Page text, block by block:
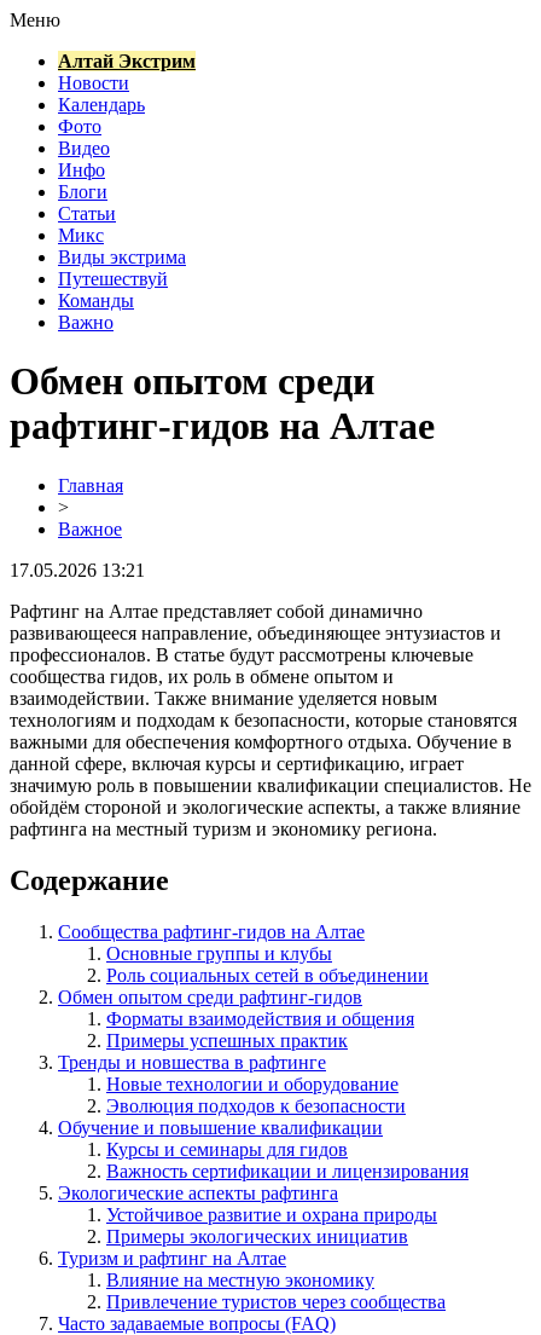
Меню
Алтай Экстрим
Новости
Календарь
Фото
Видео
Инфо
Блоги
Статьи
Микс
Виды экстрима
Путешествуй
Команды
Важно
Обмен опытом среди
рафтинг-гидов на Алтае
Главная
>
Важное
17.05.2026 13:21
Рафтинг на Алтае представляет собой динамично
развивающееся направление, объединяющее энтузиастов и
профессионалов. В статье будут рассмотрены ключевые
сообщества гидов, их роль в обмене опытом и
взаимодействии. Также внимание уделяется новым
технологиям и подходам к безопасности, которые становятся
важными для обеспечения комфортного отдыха. Обучение в
данной сфере, включая курсы и сертификацию, играет
значимую роль в повышении квалификации специалистов. Не
обойдём стороной и экологические аспекты, а также влияние
рафтинга на местный туризм и экономику региона.
Содержание
Сообщества рафтинг-гидов на Алтае
Основные группы и клубы
Роль социальных сетей в объединении
Обмен опытом среди рафтинг-гидов
Форматы взаимодействия и общения
Примеры успешных практик
Тренды и новшества в рафтинге
Новые технологии и оборудование
Эволюция подходов к безопасности
Обучение и повышение квалификации
Курсы и семинары для гидов
Важность сертификации и лицензирования
Экологические аспекты рафтинга
Устойчивое развитие и охрана природы
Примеры экологических инициатив
Туризм и рафтинг на Алтае
Влияние на местную экономику
Привлечение туристов через сообщества
Часто задаваемые вопросы (FAQ)